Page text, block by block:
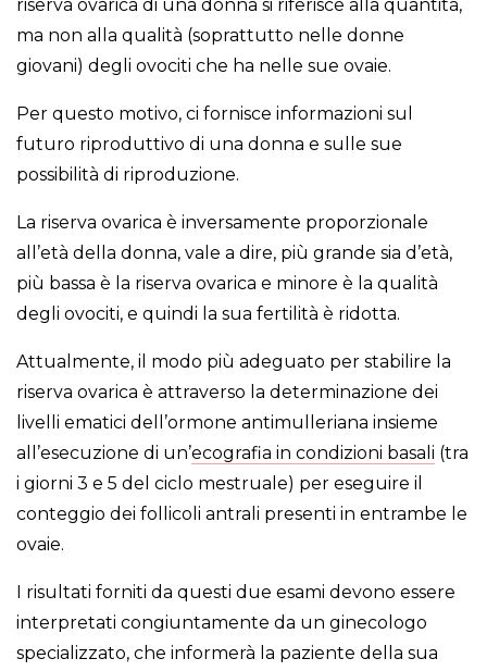
riserva ovarica di una donna si riferisce alla quantità,
ma non alla qualità (soprattutto nelle donne
giovani) degli ovociti che ha nelle sue ovaie.
Per questo motivo, ci fornisce informazioni sul
futuro riproduttivo di una donna e sulle sue
possibilità di riproduzione.
La riserva ovarica è inversamente proporzionale
all’età della donna, vale a dire, più grande sia d’età,
più bassa è la riserva ovarica e minore è la qualità
degli ovociti, e quindi la sua fertilità è ridotta.
Attualmente, il modo più adeguato per stabilire la
riserva ovarica è attraverso la determinazione dei
livelli ematici dell’ormone antimulleriana insieme
all’esecuzione di un’ecografia in condizioni basali (tra
i giorni 3 e 5 del ciclo mestruale) per eseguire il
conteggio dei follicoli antrali presenti in entrambe le
ovaie.
I risultati forniti da questi due esami devono essere
interpretati congiuntamente da un ginecologo
specializzato, che informerà la paziente della sua